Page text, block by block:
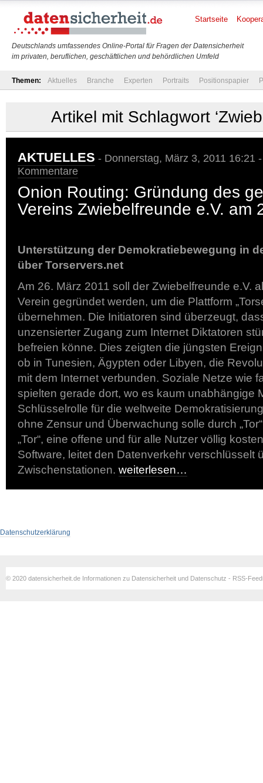
Deutschlands umfassendes Online-Portal für Fragen der Datensicherheit
im privaten, beruflichen, geschäftlichen und behördlichen Umfeld
Startseite
Themen: Aktuelles Branche Experten Portraits Positionspapier
Artikel mit Schlagwort
AKTUELLES - Donnerstag, März 3, 2011 16:21
Kommentare
Onion Routing: Gründung des
Vereins Zwiebelfreunde e.V. am
Unterstützung der Demokratiebewegung in
über Torservers.net
Am 26. März 2011 soll der Zwiebelfreunde e.V.
Verein gegründet werden, um die Plattform
übernehmen. Die Initiatoren sind überzeugt,
unzensierter Zugang zum Internet Diktatoren
befreien könne. Dies zeigten die jüngsten
ob in Tunesien, Ägypten oder Libyen, die
mit dem Internet verbunden. Soziale Netze wie
spielten gerade dort, wo es kaum unabhängige
Schlüsselrolle für die weltweite
ohne Zensur und Überwachung solle durch
„Tor“, eine offene und für alle Nutzer völlig
Software, leitet den Datenverkehr verschlüsselt
Zwischenstationen. weiterlesen…
Datenschutzerklärung
© 2020 datensicherheit.de Informationen zu Datensicherheit und Datenschutz - RSS-